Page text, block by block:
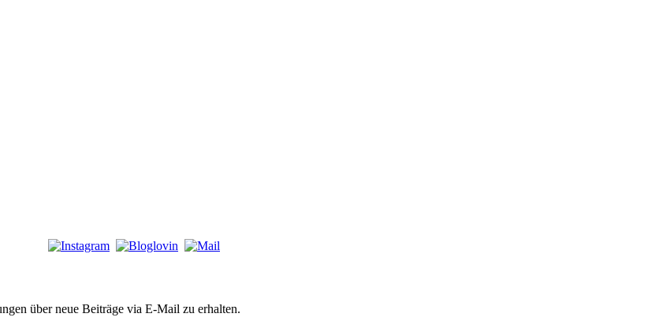
über neue Beiträge via E-Mail zu erhalten.